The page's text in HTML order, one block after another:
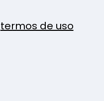
termos de uso